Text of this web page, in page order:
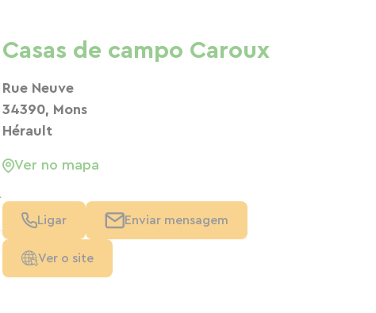
Casas de campo Caroux
Rue Neuve
34390, Mons
Hérault
Ver no mapa
Ligar Enviar mensagem
Ver o site